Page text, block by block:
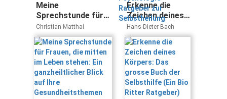
Meine
Sprechstunde für
Frauen, die mitten
im Leben stehen:
Ein ganzheiltlicher
Blick auf Ihre
Gesundheitsthemen
Christian Matthai
Erkenne die
Zeichen deines
Körpers: Das
grosse Buch der
Selbsthilfe (Ein
Bio Ritter
Ratgeber)
Hans-Dieter Bach